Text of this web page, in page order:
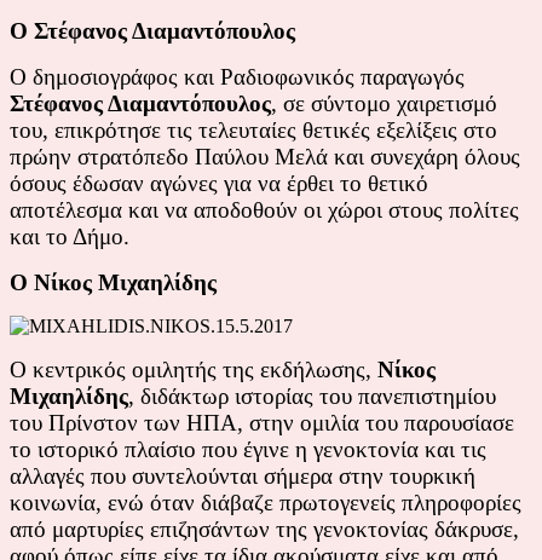
Ο Στέφανος Διαμαντόπουλος
Ο δημοσιογράφος και Ραδιοφωνικός παραγωγός
Στέφανος Διαμαντόπουλος, σε σύντομο χαιρετισμό
του, επικρότησε τις τελευταίες θετικές εξελίξεις στο
πρώην στρατόπεδο Παύλου Μελά και συνεχάρη όλους
όσους έδωσαν αγώνες για να έρθει το θετικό
αποτέλεσμα και να αποδοθούν οι χώροι στους πολίτες
και το Δήμο.
Ο Νίκος Μιχαηλίδης
Ο κεντρικός ομιλητής της εκδήλωσης, Νίκος
Μιχαηλίδης, διδάκτωρ ιστορίας του πανεπιστημίου
του Πρίνστον των ΗΠΑ, στην ομιλία του παρουσίασε
το ιστορικό πλαίσιο που έγινε η γενοκτονία και τις
αλλαγές που συντελούνται σήμερα στην τουρκική
κοινωνία, ενώ όταν διάβαζε πρωτογενείς πληροφορίες
από μαρτυρίες επιζησάντων της γενοκτονίας δάκρυσε,